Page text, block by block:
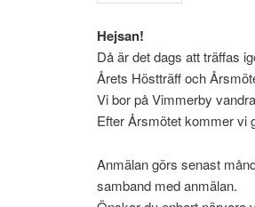
Hejsan!
Då är det dags att träffas
Årets Höstträff och
Vi bor på Vimmerby
Efter Årsmötet kommer vi
Anmälan görs senast
samband med anmälan.